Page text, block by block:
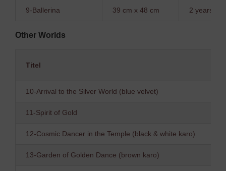
9-Ballerina 39 cm x 48 cm 2 years
Other Worlds
Titel
10-Arrival to the Silver World (blue velvet)
11-Spirit of Gold
12-Cosmic Dancer in the Temple (black & white karo)
13-Garden of Golden Dance (brown karo)